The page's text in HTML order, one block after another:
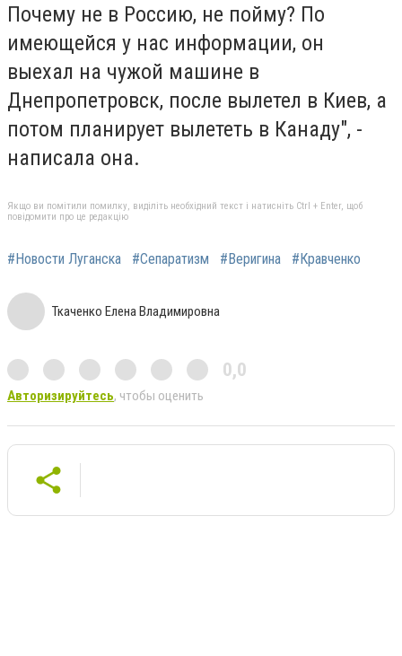
Почему не в Россию, не пойму? По
имеющейся у нас информации, он
выехал на чужой машине в
Днепропетровск, после вылетел в Киев, а
потом планирует вылететь в Канаду", -
написала она.
Якщо ви помітили помилку, виділіть необхідний текст і натисніть Ctrl + Enter, щоб
повідомити про це редакцію
#Новости Луганска #Сепаратизм #Веригина #Кравченко
Ткаченко Елена Владимировна
0,0
Авторизируйтесь, чтобы оценить